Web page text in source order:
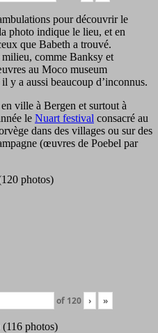
pour découvrir le
photo indique le lieu, et en
que Babeth a trouvé.
comme Banksy et
au Moco museum
y a aussi beaucoup d’inconnus.
ville à Bergen et surtout à
le Nuart festival consacré au
dans des villages ou sur des
(œuvres de Poebel par
photos)
of 120 › »
(116 photos)